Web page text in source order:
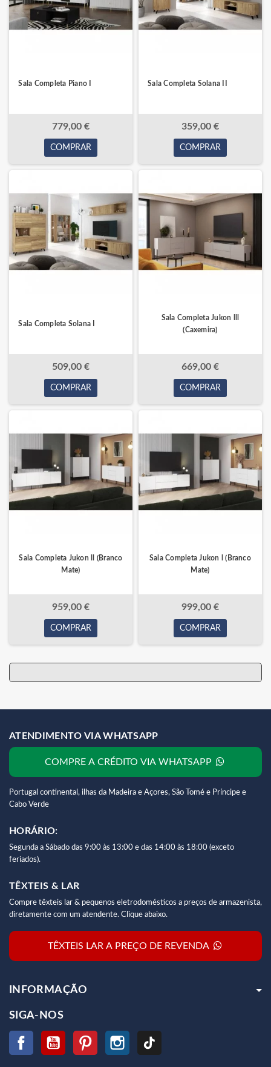
Sala Completa Piano I
779,00 €
COMPRAR
Sala Completa Solana II
359,00 €
COMPRAR
Sala Completa Solana I
509,00 €
COMPRAR
Sala Completa Jukon lll
(Caxemira)
669,00 €
COMPRAR
Sala Completa Jukon ll (Branco
Mate)
959,00 €
COMPRAR
Sala Completa Jukon l (Branco
Mate)
999,00 €
COMPRAR
ATENDIMENTO VIA WHATSAPP
COMPRE A CRÉDITO VIA WHATSAPP
Portugal continental, ilhas da Madeira e Açores, São Tomé e Príncipe e
Cabo Verde
HORÁRIO:
Segunda a Sábado das 9:00 às 13:00 e das 14:00 às 18:00 (exceto
feriados).
TÊXTEIS & LAR
Compre têxteis lar & pequenos eletrodomésticos a preços de armazenista,
diretamente com um atendente. Clique abaixo.
TÊXTEIS LAR A PREÇO DE REVENDA
INFORMAÇÃO
SIGA-NOS
Facebook YouTube Pinterest Instagram